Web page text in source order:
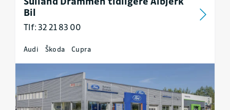
Bil
Tlf: 32 21 83 00
Audi Škoda Cupra